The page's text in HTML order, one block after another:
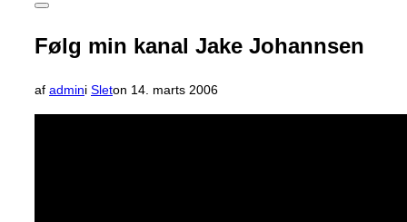
Slå
i
sidekolonne
Følg min kanal Jake Johannsen
af admini Sleton Udgivet
d.
14. marts 2006